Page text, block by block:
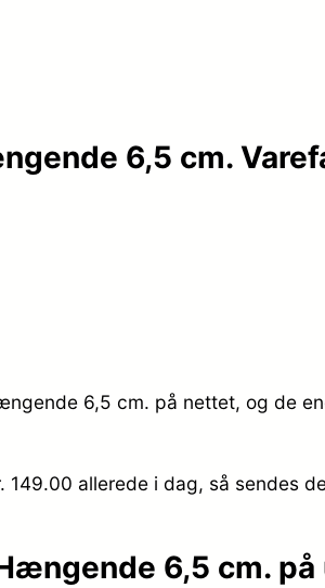
6,5 cm.
6,5 cm. på nettet, og de
149.00 allerede i dag, så sendes
6,5 cm. på